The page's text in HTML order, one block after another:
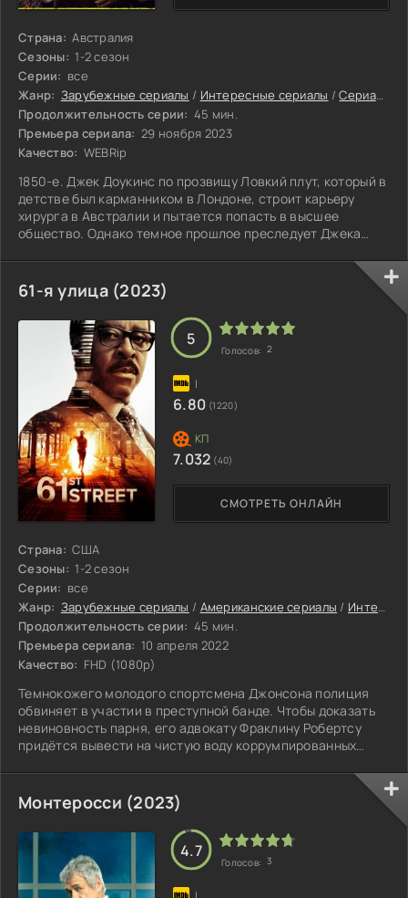
Страна: Австралия
Сезоны: 1-2 сезон
Серии: все
Жанр: Зарубежные сериалы / Интересные сериалы /Сериалы 2023
Продолжительность серии: 45 мин.
Премьера сериала: 29 ноября 2023
Качество: WEBRip
1850-е. Джек Доукинс по прозвищу Ловкий плут, который в
детстве был карманником в Лондоне, строит карьеру
хирурга в Австралии и пытается попасть в высшее
общество. Однако темное прошлое преследует Джека
61-я улица (2023)
Страна: США
Сезоны: 1-2 сезон
Серии: все
Жанр: Зарубежные сериалы / Американские сериалы / Интересные сериалы
Продолжительность серии: 45 мин.
Премьера сериала: 10 апреля 2022
Качество: FHD (1080p)
Темнокожего молодого спортсмена Джонсона полиция
обвиняет в участии в преступной банде. Чтобы доказать
невиновность парня, его адвокату Фраклину Робертсу
придётся вывести на чистую воду коррумпированных
СМОТРЕТЬ ОНЛАЙН
5
Голосов: 2
6.80 (1220)
7.032 (40)
Монтеросси (2023)
4.7
Голосов: 3